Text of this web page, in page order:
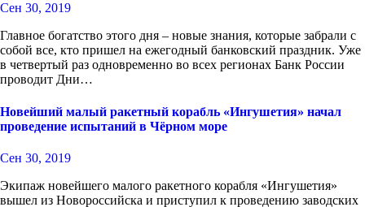
Сен 30, 2019
Главное богатство этого дня – новые знания, которые забрали с
собой все, кто пришел на ежегодный банковский праздник. Уже
в четвертый раз одновременно во всех регионах Банк России
проводит Дни…
Новейший малый ракетный корабль «Ингушетия» начал
проведение испытаний в Чёрном море
Сен 30, 2019
Экипаж новейшего малого ракетного корабля «Ингушетия»
вышел из Новороссийска и приступил к проведению заводских